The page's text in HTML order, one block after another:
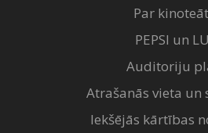
Par
PEPSI un
Auditoriju
Atrašanās vieta un
Iekšējās kārtības